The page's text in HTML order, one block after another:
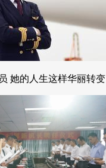
她的人生这样华丽转变